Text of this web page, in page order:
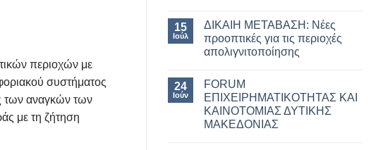
περιοχών με
συστήματος
των αναγκών των
με τη ζήτηση
15
Ιούλ
ΔΙΚΑΙΗ ΜΕΤΑΒΑΣΗ: Νέες
προοπτικές για τις περιοχές
απολιγνιτοποίησης
24
Ιούν
FORUM
ΕΠΙΧΕΙΡΗΜΑΤΙΚΟΤΗΤΑΣ ΚΑΙ
ΚΑΙΝΟΤΟΜΙΑΣ ΔΥΤΙΚΗΣ
ΜΑΚΕΔΟΝΙΑΣ